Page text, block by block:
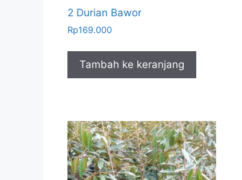
2 Durian Bawor
Rp169.000
Tambah ke keranjang